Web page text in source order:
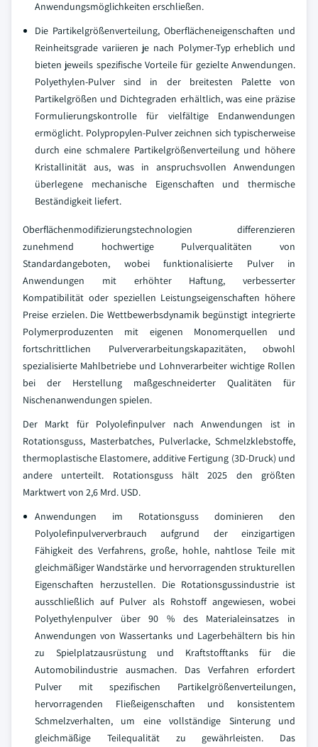
Anwendungsmöglichkeiten erschließen.
Die Partikelgrößenverteilung, Oberflächeneigenschaften und
Reinheitsgrade variieren je nach Polymer-Typ erheblich und
bieten jeweils spezifische Vorteile für gezielte Anwendungen.
Polyethylen-Pulver sind in der breitesten Palette von
Partikelgrößen und Dichtegraden erhältlich, was eine präzise
Formulierungskontrolle für vielfältige Endanwendungen
ermöglicht. Polypropylen-Pulver zeichnen sich typischerweise
durch eine schmalere Partikelgrößenverteilung und höhere
Kristallinität aus, was in anspruchsvollen Anwendungen
überlegene mechanische Eigenschaften und thermische
Beständigkeit liefert.
Oberflächenmodifizierungstechnologien differenzieren
zunehmend hochwertige Pulverqualitäten von
Standardangeboten, wobei funktionalisierte Pulver in
Anwendungen mit erhöhter Haftung, verbesserter
Kompatibilität oder speziellen Leistungseigenschaften höhere
Preise erzielen. Die Wettbewerbsdynamik begünstigt integrierte
Polymerproduzenten mit eigenen Monomerquellen und
fortschrittlichen Pulververarbeitungskapazitäten, obwohl
spezialisierte Mahlbetriebe und Lohnverarbeiter wichtige Rollen
bei der Herstellung maßgeschneiderter Qualitäten für
Nischenanwendungen spielen.
Der Markt für Polyolefinpulver nach Anwendungen ist in
Rotationsguss, Masterbatches, Pulverlacke, Schmelzklebstoffe,
thermoplastische Elastomere, additive Fertigung (3D-Druck) und
andere unterteilt. Rotationsguss hält 2025 den größten
Marktwert von 2,6 Mrd. USD.
Anwendungen im Rotationsguss dominieren den
Polyolefinpulververbrauch aufgrund der einzigartigen
Fähigkeit des Verfahrens, große, hohle, nahtlose Teile mit
gleichmäßiger Wandstärke und hervorragenden strukturellen
Eigenschaften herzustellen. Die Rotationsgussindustrie ist
ausschließlich auf Pulver als Rohstoff angewiesen, wobei
Polyethylenpulver über 90 % des Materialeinsatzes in
Anwendungen von Wassertanks und Lagerbehältern bis hin
zu Spielplatzausrüstung und Kraftstofftanks für die
Automobilindustrie ausmachen. Das Verfahren erfordert
Pulver mit spezifischen Partikelgrößenverteilungen,
hervorragenden Fließeigenschaften und konsistentem
Schmelzverhalten, um eine vollständige Sinterung und
gleichmäßige Teilequalität zu gewährleisten. Das